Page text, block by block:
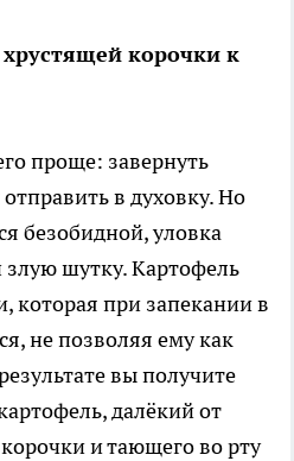
корочки к
проще: завернуть
в духовку. Но
безобидной, уловка
шутку. Картофель
которая при запекании в
не позволяя ему как
вы получите
далёкий от
и тающего во рту